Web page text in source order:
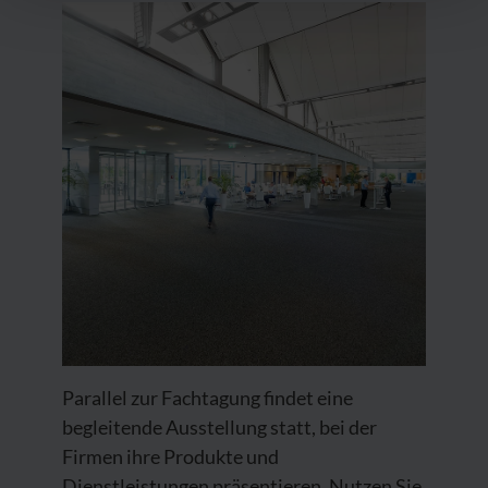
Parallel zur Fachtagung findet eine
begleitende Ausstellung statt, bei der
Firmen ihre Produkte und